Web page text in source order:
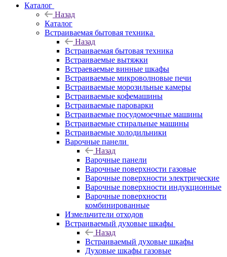
Каталог
Назад
Каталог
Встраиваемая бытовая техника
Назад
Встраиваемая бытовая техника
Встраиваемые вытяжки
Встраеваемые винные шкафы
Встраиваемые микроволновые печи
Встраиваемые морозильные камеры
Встраиваемые кофемашины
Встраиваемые пароварки
Встраиваемые посудомоечные машины
Встраиваемые стиральные машины
Встраиваемые холодильники
Варочные панели
Назад
Варочные панели
Варочные поверхности газовые
Варочные поверхности электрические
Варочные поверхности индукционные
Варочные поверхности
комбинированные
Измельчители отходов
Встраиваемый духовые шкафы
Назад
Встраиваемый духовые шкафы
Духовые шкафы газовые